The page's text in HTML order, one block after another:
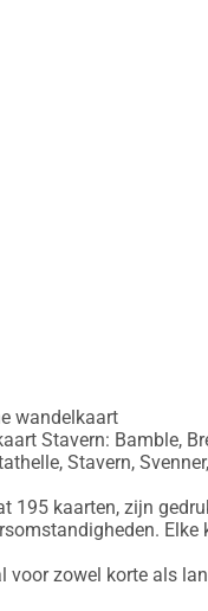
wandelkaart
Stavern: Bamble,
Stavern,
195 kaarten, zijn
voor zowel korte als